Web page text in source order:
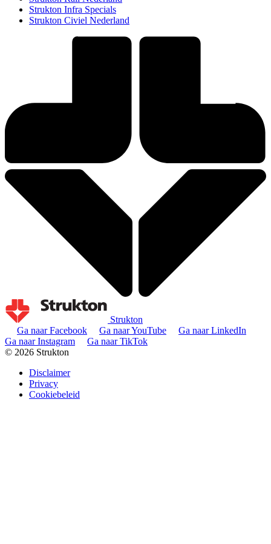
Strukton Infra Specials
Strukton Civiel Nederland
Strukton
Ga naar Facebook
Ga naar YouTube
Ga naar LinkedIn
Ga naar Instagram
Ga naar TikTok
© 2026 Strukton
Disclaimer
Privacy
Cookiebeleid